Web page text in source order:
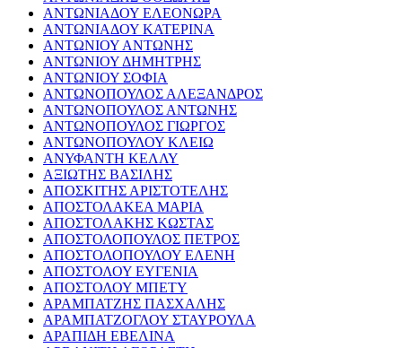
ΑΝΤΩΝΙΑΔΟΥ ΕΛΕΟΝΩΡΑ
ΑΝΤΩΝΙΑΔΟΥ ΚΑΤΕΡΙΝΑ
ΑΝΤΩΝΙΟΥ ΑΝΤΩΝΗΣ
ΑΝΤΩΝΙΟΥ ΔΗΜΗΤΡΗΣ
ΑΝΤΩΝΙΟΥ ΣΟΦΙΑ
ΑΝΤΩΝΟΠΟΥΛΟΣ ΑΛΕΞΑΝΔΡΟΣ
ΑΝΤΩΝΟΠΟΥΛΟΣ ΑΝΤΩΝΗΣ
ΑΝΤΩΝΟΠΟΥΛΟΣ ΓΙΩΡΓΟΣ
ΑΝΤΩΝΟΠΟΥΛΟΥ ΚΛΕΙΩ
ΑΝΥΦΑΝΤΗ ΚΕΛΛΥ
ΑΞΙΩΤΗΣ ΒΑΣΙΛΗΣ
ΑΠΟΣΚΙΤΗΣ ΑΡΙΣΤΟΤΕΛΗΣ
ΑΠΟΣΤΟΛΑΚΕΑ ΜΑΡΙΑ
ΑΠΟΣΤΟΛΑΚΗΣ ΚΩΣΤΑΣ
ΑΠΟΣΤΟΛΟΠΟΥΛΟΣ ΠΕΤΡΟΣ
ΑΠΟΣΤΟΛΟΠΟΥΛΟΥ ΕΛΕΝΗ
ΑΠΟΣΤΟΛΟΥ ΕΥΓΕΝΙΑ
ΑΠΟΣΤΟΛΟΥ ΜΠΕΤΥ
ΑΡΑΜΠΑΤΖΗΣ ΠΑΣΧΑΛΗΣ
ΑΡΑΜΠΑΤΖΟΓΛΟΥ ΣΤΑΥΡΟΥΛΑ
ΑΡΑΠΙΔΗ ΕΒΕΛΙΝΑ